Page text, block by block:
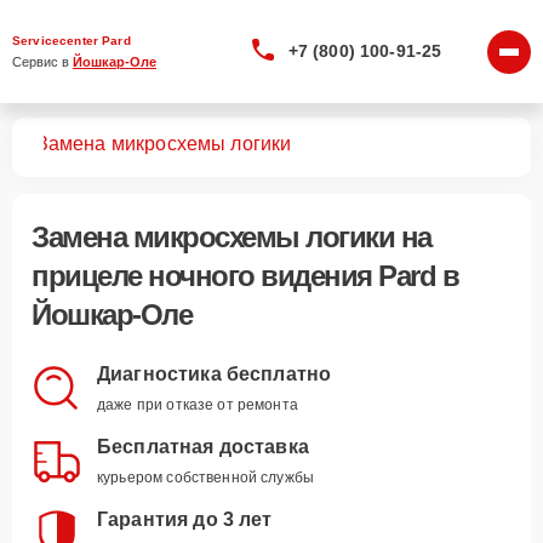
Servicecenter Pard
Сервис в Йошкар-Оле
+7 (800) 100-91-25
Замена микросхемы логики
Замена микросхемы логики на
прицеле ночного видения Pard в
Йошкар-Оле
Диагностика бесплатно
даже при отказе от ремонта
Бесплатная доставка
курьером собственной службы
Гарантия до 3 лет